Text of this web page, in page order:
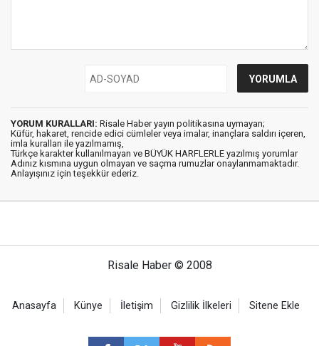
YORUM KURALLARI: Risale Haber yayın politikasına uymayan;
Küfür, hakaret, rencide edici cümleler veya imalar, inançlara saldırı içeren,
imla kuralları ile yazılmamış,
Türkçe karakter kullanılmayan ve BÜYÜK HARFLERLE yazılmış yorumlar
Adınız kısmına uygun olmayan ve saçma rumuzlar onaylanmamaktadır.
Anlayışınız için teşekkür ederiz.
Risale Haber © 2008
Anasayfa Künye İletişim Gizlilik İlkeleri Sitene Ekle